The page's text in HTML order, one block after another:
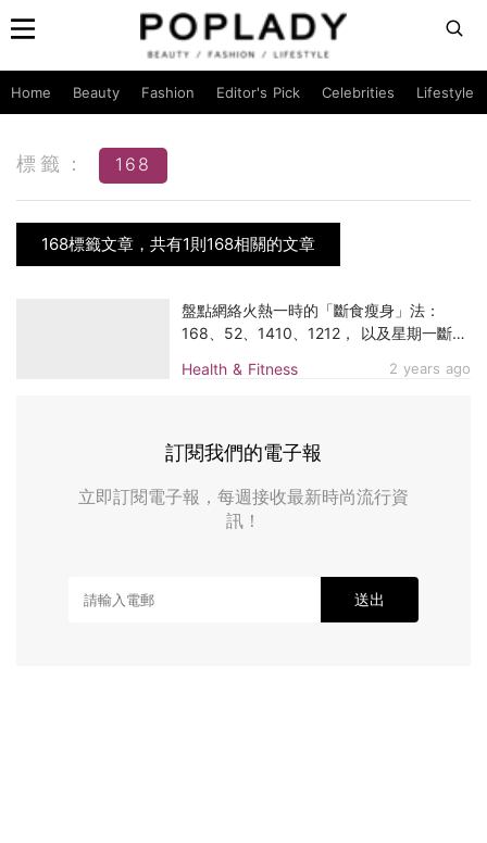
Home Beauty Fashion Editor's Pick Celebrities Lifestyle
標籤： 168
168標籤文章，共有1則168相關的文章
Health & Fitness 2 years ago
盤點網絡火熱一時的「斷食瘦身」法：
168、52、1410、1212， 以及星期一斷
訂閱我們的電子報
立即訂閱電子報，每週接收最新時尚流行資
訊！
送出